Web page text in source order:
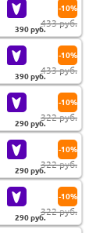
390руб.
433 руб.
-10%
390руб.
433 руб.
-10%
290руб.
322 руб.
-10%
290руб.
322 руб.
-10%
290руб.
322 руб.
-10%